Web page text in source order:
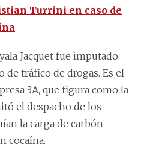
Turrini en caso de
Jacquet fue imputado
de tráfico de drogas. Es el
3A, que figura como la
el despacho de los
la carga de carbón
cocaína.